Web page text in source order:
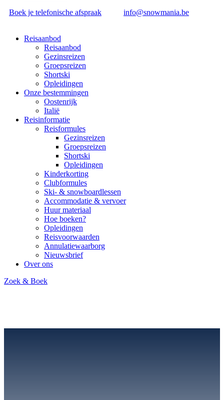
Boek je telefonische afspraak
info@snowmania.be
Reisaanbod
Reisaanbod
Gezinsreizen
Groepsreizen
Shortski
Opleidingen
Onze bestemmingen
Oostenrijk
Italië
Reisinformatie
Reisformules
Gezinsreizen
Groepsreizen
Shortski
Opleidingen
Kinderkorting
Clubformules
Ski- & snowboardlessen
Accommodatie & vervoer
Huur materiaal
Hoe boeken?
Opleidingen
Reisvoorwaarden
Annulatiewaarborg
Nieuwsbrief
Over ons
Zoek & Boek